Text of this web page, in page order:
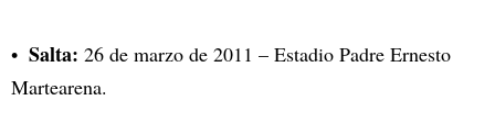
Salta: 26 de marzo de 2011 – Estadio Padre Ernesto
Martearena.